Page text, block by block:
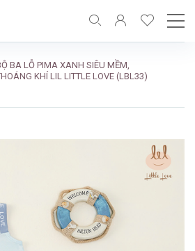
BA LỖ PIMA XANH SIÊU MỀM,
KHÍ LIL LITTLE LOVE (LBL33)